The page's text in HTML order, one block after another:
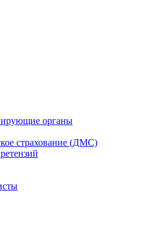
органы
страхование (ДМС)